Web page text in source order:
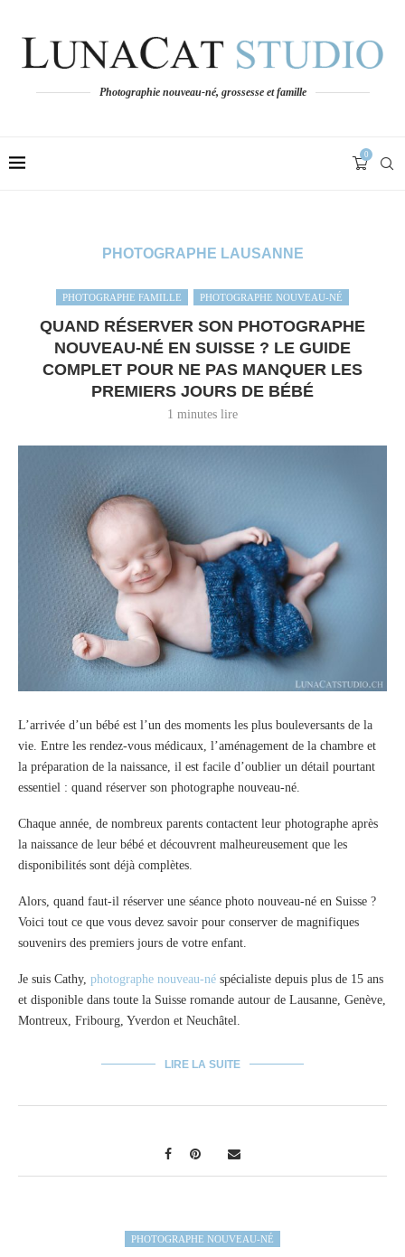
Photographie nouveau-né, grossesse et famille
0
PHOTOGRAPHE LAUSANNE
PHOTOGRAPHE FAMILLE PHOTOGRAPHE NOUVEAU-NÉ
QUAND RÉSERVER SON PHOTOGRAPHE
NOUVEAU-NÉ EN SUISSE ? LE GUIDE
COMPLET POUR NE PAS MANQUER LES
PREMIERS JOURS DE BÉBÉ
1 minutes lire
L’arrivée d’un bébé est l’un des moments les plus bouleversants de la
vie. Entre les rendez-vous médicaux, l’aménagement de la chambre et
la préparation de la naissance, il est facile d’oublier un détail pourtant
essentiel : quand réserver son photographe nouveau-né.
Chaque année, de nombreux parents contactent leur photographe après
la naissance de leur bébé et découvrent malheureusement que les
disponibilités sont déjà complètes.
Alors, quand faut-il réserver une séance photo nouveau-né en Suisse ?
Voici tout ce que vous devez savoir pour conserver de magnifiques
souvenirs des premiers jours de votre enfant.
Je suis Cathy, photographe nouveau-né spécialiste depuis plus de 15 ans
et disponible dans toute la Suisse romande autour de Lausanne, Genève,
Montreux, Fribourg, Yverdon et Neuchâtel.
LIRE LA SUITE
PHOTOGRAPHE NOUVEAU-NÉ